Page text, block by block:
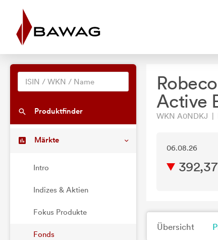
Produktfinder
Märkte
Intro
Indizes & Aktien
Fokus Produkte
Fonds
Active
WKN A0NDKJ |
06.08.26
Übersicht